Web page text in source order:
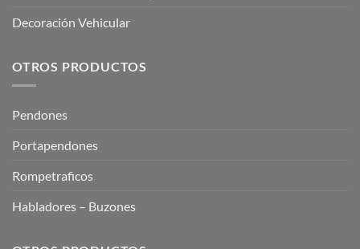
Decoración Vehicular
OTROS PRODUCTOS
Pendones
Portapendones
Rompetraficos
Habladores – Buzones